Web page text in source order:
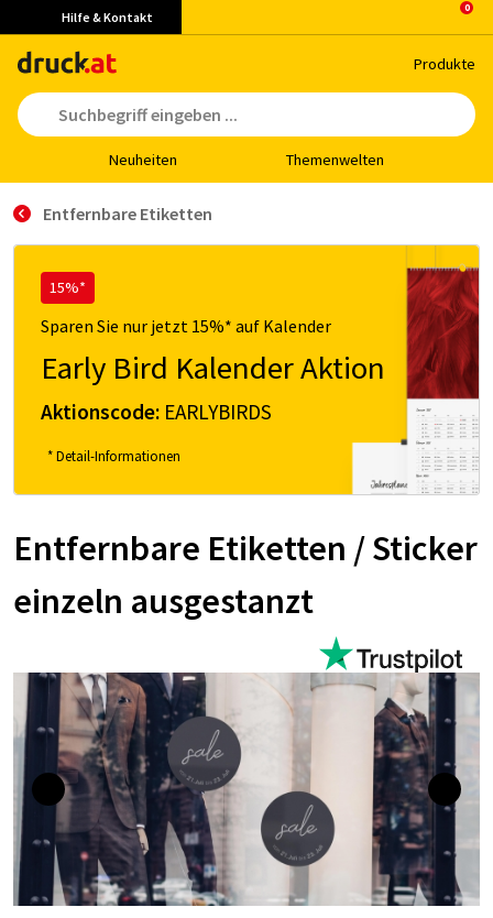
Hilfe & Kontakt
Pro­duk­te
Neu­hei­ten The­men­wel­ten
Entfernbare Etiketten
15%*
Sparen Sie nur jetzt 15%* auf Kalender
Early Bird Kalender Aktion
Aktionscode: EARLYBIRDS
* Detail-Informationen
Entfernbare Etiketten / Sticker
einzeln ausgestanzt